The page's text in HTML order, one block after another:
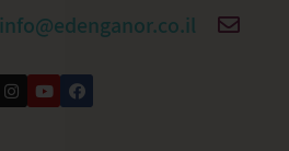
info@edenganor.co.il